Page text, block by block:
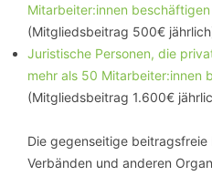
Mitarbeiter:innen beschäftigen
(Mitgliedsbeitrag 500€
Juristische Personen, die
mehr als 50 Mitarbeiter:innen
(Mitgliedsbeitrag 1.600€
Die gegenseitige
Verbänden und anderen